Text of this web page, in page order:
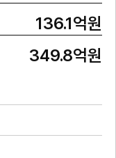
136.1억원
349.8억원